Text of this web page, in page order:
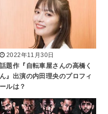
2022年11月30日
話題作『自転車屋さんの高橋く
ん』出演の内田理央のプロフィ
ールは？